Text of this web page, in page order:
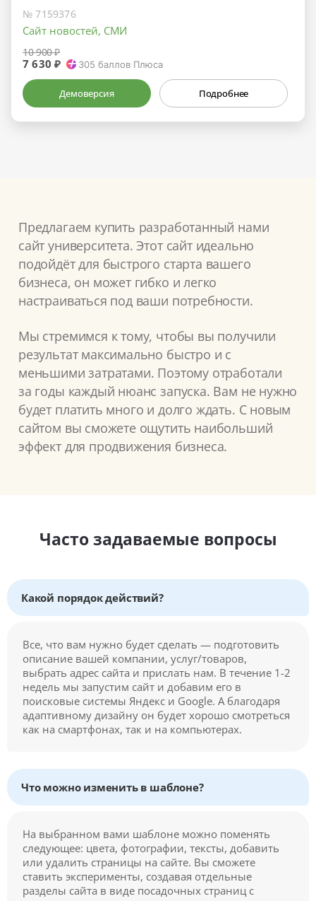
№ 7159376
Сайт новостей, СМИ
10 900 ₽
7 630 ₽ 305 баллов Плюса
Демоверсия Подробнее
Предлагаем купить разработанный нами
сайт университета. Этот сайт идеально
подойдёт для быстрого старта вашего
бизнеса, он может гибко и легко
настраиваться под ваши потребности.
Мы стремимся к тому, чтобы вы получили
результат максимально быстро и с
меньшими затратами. Поэтому отработали
за годы каждый нюанс запуска. Вам не нужно
будет платить много и долго ждать. С новым
сайтом вы сможете ощутить наибольший
эффект для продвижения бизнеса.
Часто задаваемые вопросы
Какой порядок действий?
Все, что вам нужно будет сделать — подготовить
описание вашей компании, услуг/товаров,
выбрать адрес сайта и прислать нам. В течение 1-2
недель мы запустим сайт и добавим его в
поисковые системы Яндекс и Google. А благодаря
адаптивному дизайну он будет хорошо смотреться
как на смартфонах, так и на компьютерах.
Что можно изменить в шаблоне?
На выбранном вами шаблоне можно поменять
следующее: цвета, фотографии, тексты, добавить
или удалить страницы на сайте. Вы сможете
ставить эксперименты, создавая отдельные
разделы сайта в виде посадочных страниц с